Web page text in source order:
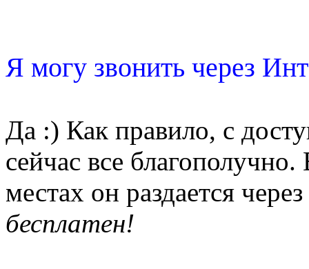
Я могу звонить через
Да :) Как правило, с
сейчас все
местах он раздается
бесплатен!